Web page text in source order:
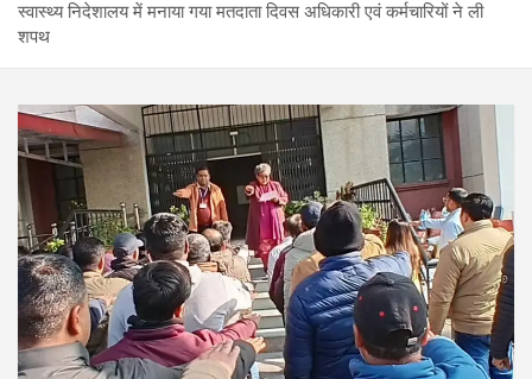
स्वास्थ्य निदेशालय में मनाया गया मतदाता दिवस अधिकारी एवं कर्मचारियों ने ली
शपथ